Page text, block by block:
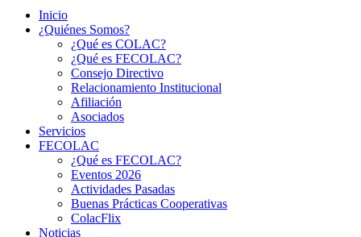
Inicio
¿Quiénes Somos?
¿Qué es COLAC?
¿Qué es FECOLAC?
Consejo Directivo
Relacionamiento Institucional
Afiliación
Asociados
Servicios
FECOLAC
¿Qué es FECOLAC?
Eventos 2026
Actividades Pasadas
Buenas Prácticas Cooperativas
ColacFlix
Noticias